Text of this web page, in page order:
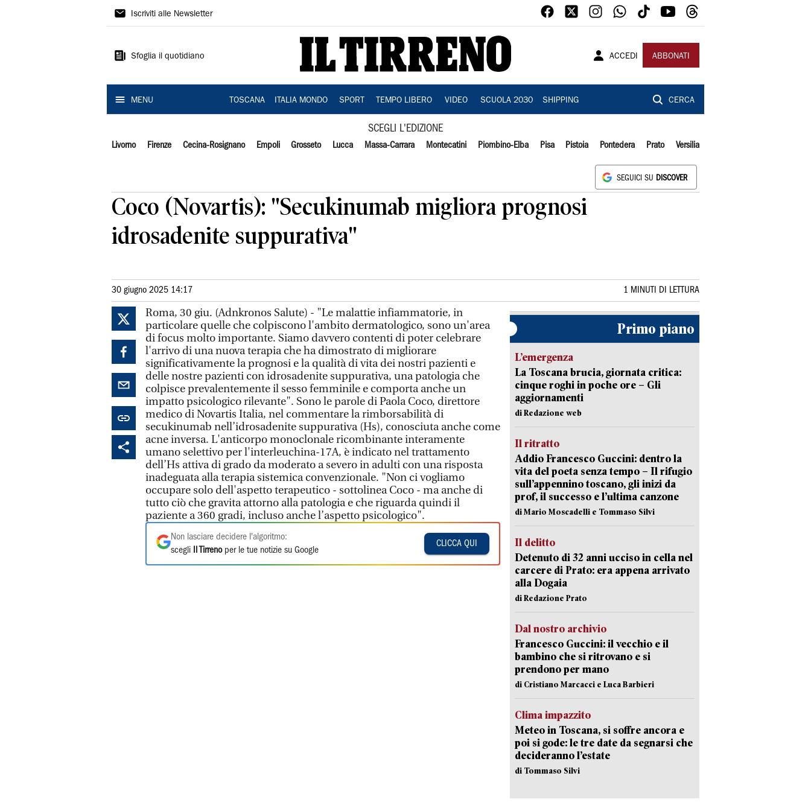
Il
Iscriviti alle Newsletter
Sfoglia il quotidiano ACCEDI ABBONATI
MENU TOSCANA ITALIA MONDO SPORT TEMPO LIBERO VIDEO SCUOLA 2030 SHIPPING CERCA
SCEGLI L'EDIZIONE
Livorno Firenze Cecina-Rosignano Empoli Grosseto Lucca Massa-Carrara Montecatini Piombino-Elba Pisa Pistoia Pontedera Prato Versilia
SEGUICI SU DISCOVER
Coco (Novartis): "Secukinumab migliora prognosi
idrosadenite suppurativa"
30 giugno 2025 14:17 1 MINUTI DI LETTURA
Roma, 30 giu. (Adnkronos Salute) - "Le malattie infiammatorie, in
particolare quelle che colpiscono l'ambito dermatologico, sono un'area
di focus molto importante. Siamo davvero contenti di poter celebrare
l'arrivo di una nuova terapia che ha dimostrato di migliorare
significativamente la prognosi e la qualità di vita dei nostri pazienti e
delle nostre pazienti con idrosadenite suppurativa, una patologia che
colpisce prevalentemente il sesso femminile e comporta anche un
impatto psicologico rilevante". Sono le parole di Paola Coco, direttore
medico di Novartis Italia, nel commentare la rimborsabilità di
secukinumab nell’idrosadenite suppurativa (Hs), conosciuta anche come
acne inversa. L'anticorpo monoclonale ricombinante interamente
umano selettivo per l'interleuchina-17A, è indicato nel trattamento
dell’Hs attiva di grado da moderato a severo in adulti con una risposta
inadeguata alla terapia sistemica convenzionale. "Non ci vogliamo
occupare solo dell'aspetto terapeutico - sottolinea Coco - ma anche di
tutto ciò che gravita attorno alla patologia e che riguarda quindi il
paziente a 360 gradi, incluso anche l’aspetto psicologico".
Non lasciare decidere l'algoritmo:
scegli
Il Tirrenoper le tue notizie su Google
CLICCA QUI
Primo piano
L’emergenza
La Toscana brucia, giornata critica:
cinque roghi in poche ore – Gli
aggiornamenti
di Redazione web
Il ritratto
Addio Francesco Guccini: dentro la
vita del poeta senza tempo – Il rifugio
sull’appennino toscano, gli inizi da
prof, il successo e l’ultima canzone
di Mario Moscadelli e Tommaso Silvi
Il delitto
Detenuto di 32 anni ucciso in cella nel
carcere di Prato: era appena arrivato
alla Dogaia
di Redazione Prato
Dal nostro archivio
Francesco Guccini: il vecchio e il
bambino che si ritrovano e si
prendono per mano
di Cristiano Marcacci e Luca Barbieri
Clima impazzito
Meteo in Toscana, si soffre ancora e
poi si gode: le tre date da segnarsi che
decideranno l’estate
di Tommaso Silvi